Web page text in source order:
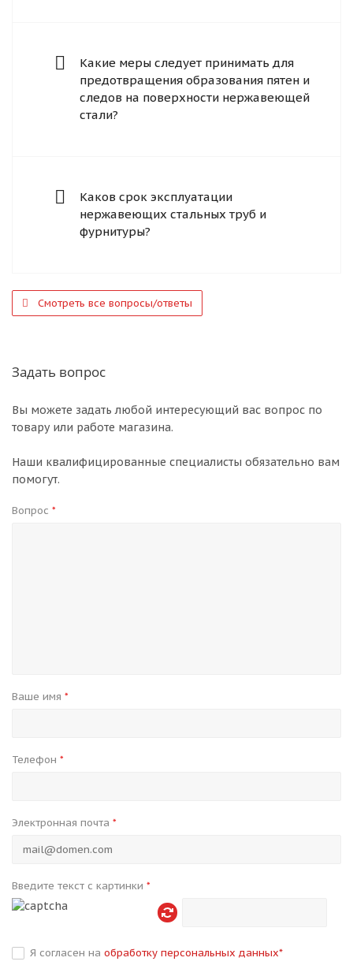
Какие меры следует принимать для
предотвращения образования пятен и
следов на поверхности нержавеющей
стали?
Каков срок эксплуатации
нержавеющих стальных труб и
фурнитуры?
Смотреть все вопросы/ответы
Задать вопрос
Вы можете задать любой интересующий вас вопрос по
товару или работе магазина.
Наши квалифицированные специалисты обязательно вам
помогут.
Вопрос *
Ваше имя *
Телефон *
Электронная почта *
Введите текст с картинки *
Я согласен на обработку персональных данных*